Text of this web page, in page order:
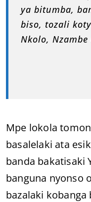
ya bitumba,
biso, tozali
Nkolo, Nzambe
Mpe lokola
basalelaki ata
banda bakatisaki
banguna nyonso
bazalaki